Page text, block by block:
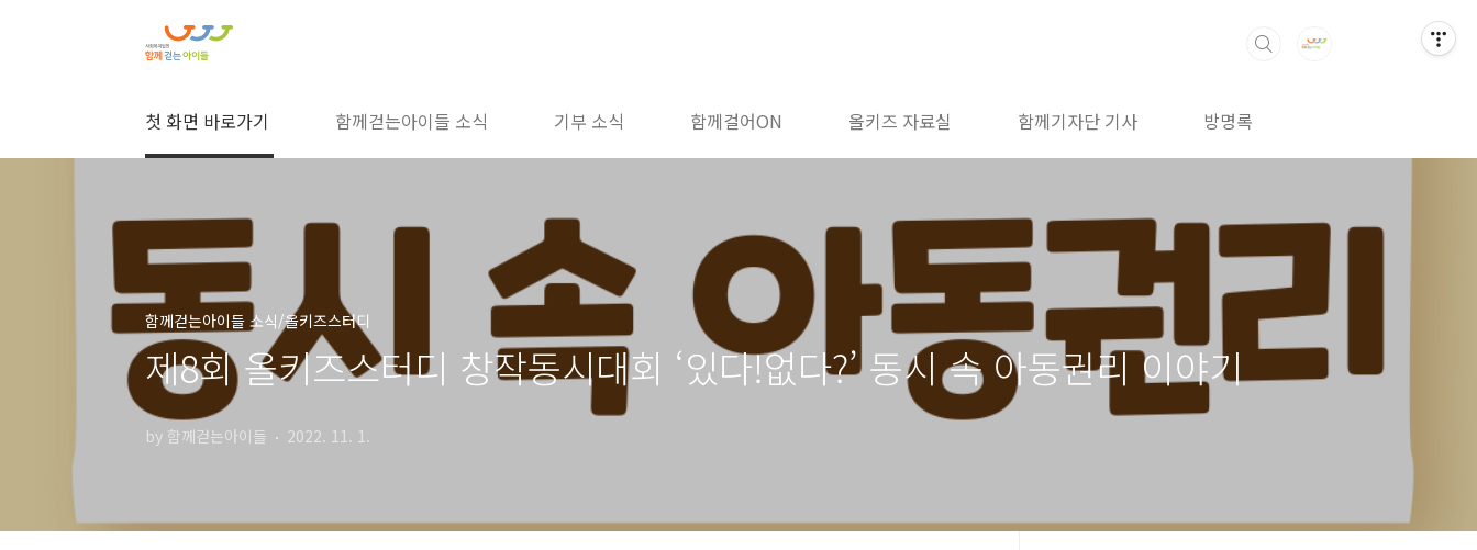
첫 화면 바로가기 함께걷는아이들 소식 기부 소식 함께걸어ON 올키즈 자료실 함께기자단 기사 방명록
함께걷는아이들 소식/올키즈스터디
제8회 올키즈스터디 창작동시대회 ‘있다!없다?’ 동시 속 아동권리 이야기
by 함께걷는아이들 2022. 11. 1.